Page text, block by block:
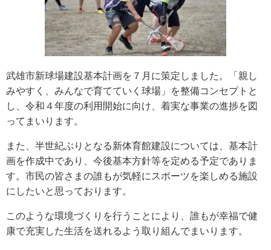
武雄市新球場建設基本計画を７月に策定しました。「親し
みやすく、みんなで育てていく球場」を整備コンセプトと
し、令和４年度の利用開始に向け、着実な事業の進捗を図
ってまいります。
また、半世紀ぶりとなる新体育館建設については、基本計
画を作成中であり、今後基本方針等を定める予定でありま
す。市民の皆さまの誰もが気軽にスポーツを楽しめる施設
にしたいと思っております。
このような環境づくりを行うことにより、誰もが幸福で健
康で充実した生活を送れるよう取り組んでまいります。